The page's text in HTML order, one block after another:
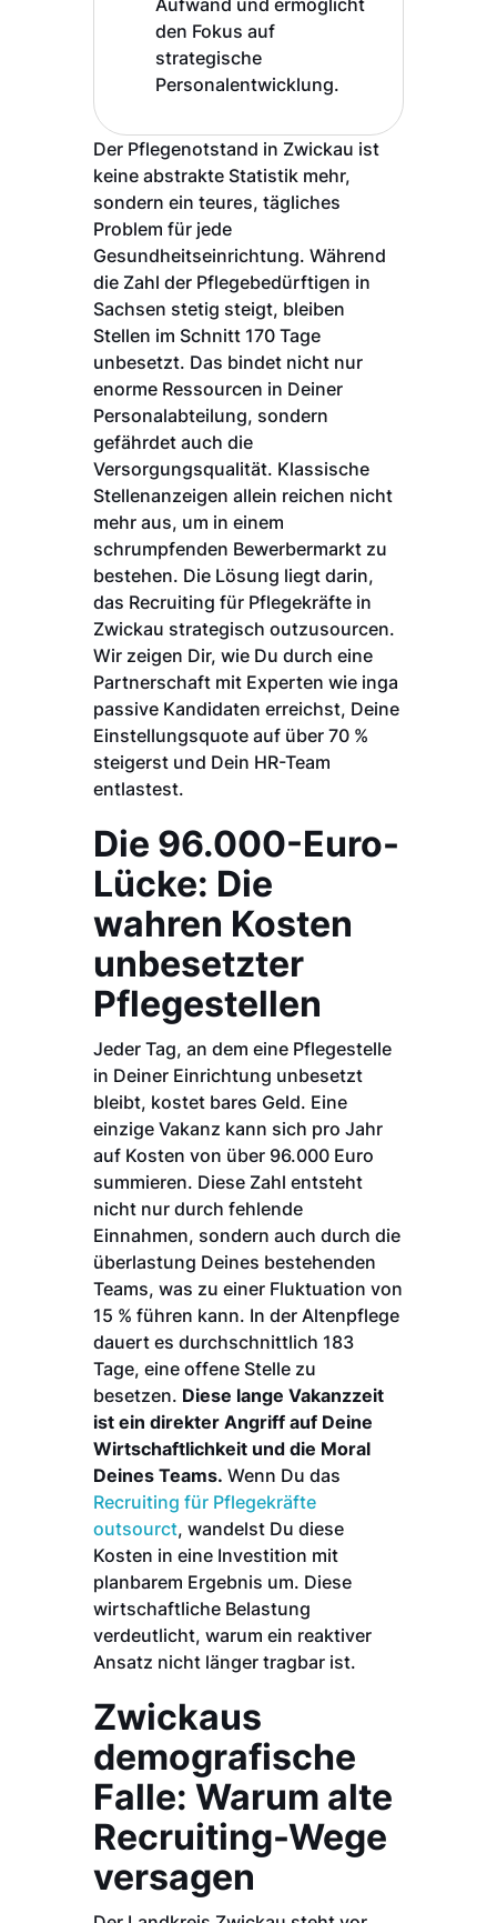
den Fokus auf
strategische
Personalentwicklung.
Der Pflegenotstand in Zwickau ist
keine abstrakte Statistik mehr,
sondern ein teures, tägliches
Problem für jede
Gesundheitseinrichtung. Während
die Zahl der Pflegebedürftigen in
Sachsen stetig steigt, bleiben
Stellen im Schnitt 170 Tage
unbesetzt. Das bindet nicht nur
enorme Ressourcen in Deiner
Personalabteilung, sondern
gefährdet auch die
Versorgungsqualität. Klassische
Stellenanzeigen allein reichen nicht
mehr aus, um in einem
schrumpfenden Bewerbermarkt zu
bestehen. Die Lösung liegt darin,
das Recruiting für Pflegekräfte in
Zwickau strategisch outzusourcen.
Wir zeigen Dir, wie Du durch eine
Partnerschaft mit Experten wie inga
passive Kandidaten erreichst, Deine
Einstellungsquote auf über 70 %
steigerst und Dein HR-Team
entlastest.
Die 96.000-Euro-
Lücke: Die
wahren Kosten
unbesetzter
Pflegestellen
Jeder Tag, an dem eine Pflegestelle
in Deiner Einrichtung unbesetzt
bleibt, kostet bares Geld. Eine
einzige Vakanz kann sich pro Jahr
auf Kosten von über 96.000 Euro
summieren. Diese Zahl entsteht
nicht nur durch fehlende
Einnahmen, sondern auch durch die
überlastung Deines bestehenden
Teams, was zu einer Fluktuation von
15 % führen kann. In der Altenpflege
dauert es durchschnittlich 183
Tage, eine offene Stelle zu
besetzen. Diese lange Vakanzzeit
ist ein direkter Angriff auf Deine
Wirtschaftlichkeit und die Moral
Deines Teams. Wenn Du das
Recruiting für Pflegekräfte
outsourct, wandelst Du diese
Kosten in eine Investition mit
planbarem Ergebnis um. Diese
wirtschaftliche Belastung
verdeutlicht, warum ein reaktiver
Ansatz nicht länger tragbar ist.
Zwickaus
demografische
Falle: Warum alte
Recruiting-Wege
versagen